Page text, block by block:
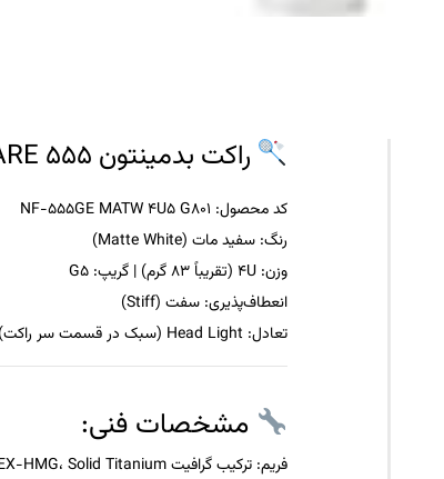
راکت بدمینتون YONEX NANOFLARE 555
کد محصول:
رنگ: سفید مات (Matte White)
وزن:
گریپ:
انعطاف‌پذیری: سفت (Stiff)
تعادل:
مشخصات فنی:
فریم: ترکیب گرافیت H.M، Nanocell NEO، EX-HMG، Solid Titanium برای افزایش استحکام و کاهش لرزش.